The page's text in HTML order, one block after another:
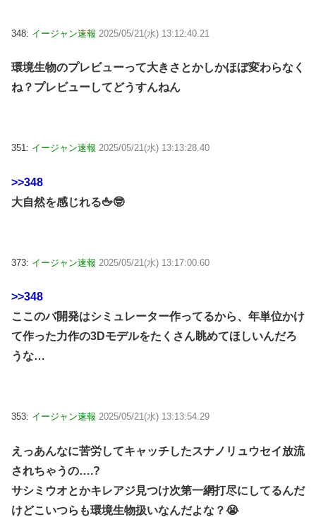
348: イージャン速報 2025/05/21(水) 13:12:40.21
環境生物のプレビューって大きさとかしかほぼ変わらなく
ね？プレビューしてどうすんねん
351: イージャン速報 2025/05/21(水) 13:13:28.40
>>348
大自然を感じれる🖕🤓
373: イージャン速報 2025/05/21(水) 13:17:00.60
>>348
ここのバ開発はシミュレーター作ってるから、年単位かけ
て作った力作の3Dモデルをたくさん眺めてほしいんだろ
うな…
353: イージャン速報 2025/05/21(水) 13:13:54.29
えっあんなに苦労してキャッチしたスナノリュウセイ放流
されちゃうの….?
サシミウオとかキレアジ見つけ次第一網打尽にしてるんだ
けどこいつらも環境生物扱いなんだよな？😭